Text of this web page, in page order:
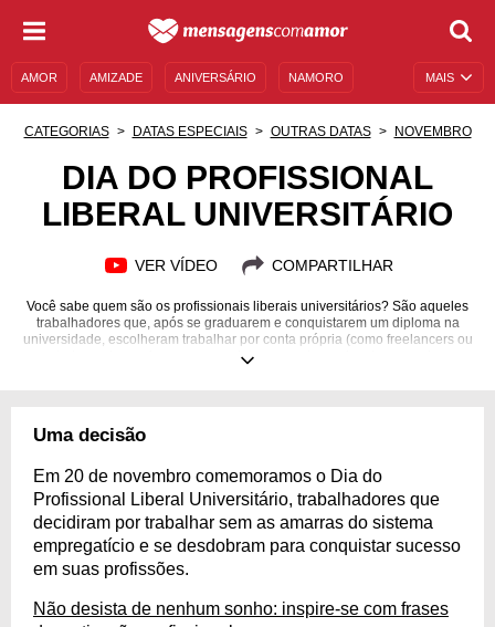
MAIS
AMOR AMIZADE ANIVERSÁRIO NAMORO
MENSAGENS E FRASES MENSAGENS DE ANIVERSÁRIO
CATEGORIAS DATAS ESPECIAIS OUTRAS DATAS NOVEMBRO
DIA DO PROFISSIONAL
LIBERAL UNIVERSITÁRIO
VER VÍDEO COMPARTILHAR
Você sabe quem são os profissionais liberais universitários? São aqueles
trabalhadores que, após se graduarem e conquistarem um diploma na
universidade, escolheram trabalhar por conta própria (como freelancers ou
prestadores de serviço, por exemplo) em vez de se vincularem a alguma
sobre o que eles fazem e homenageie-os com palavras de incentivo.
Uma decisão
Em 20 de novembro comemoramos o Dia do
Profissional Liberal Universitário, trabalhadores que
decidiram por trabalhar sem as amarras do sistema
empregatício e se desdobram para conquistar sucesso
em suas profissões.
Não desista de nenhum sonho: inspire-se com frases